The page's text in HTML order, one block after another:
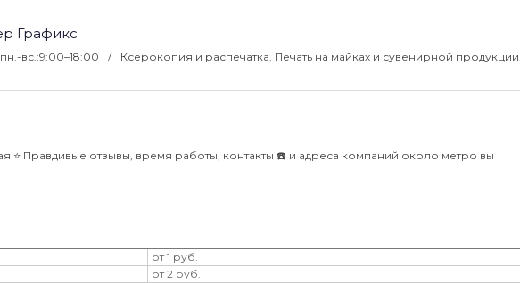
Графикс
пн.-вс.:9:00–18:00
Ксерокопия и распечатка. Печать на майках и сувенирной продукции.
⭐️ Правдивые отзывы, время работы, контакты ☎️ и адреса компаний около метро вы
от 1 руб.
от 2 руб.